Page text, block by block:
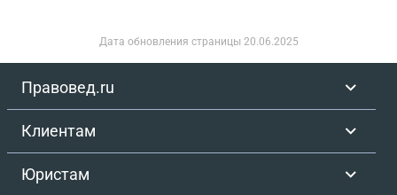
Дата обновления страницы 20.06.2025
Правовед.ru
Клиентам
Юристам